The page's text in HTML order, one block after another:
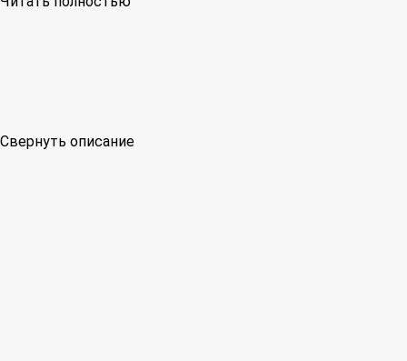
Свернуть описание